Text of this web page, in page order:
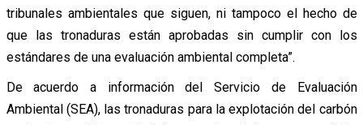
tribunales ambientales que siguen, ni tampoco el hecho de
que las tronaduras están aprobadas sin cumplir con los
estándares de una evaluación ambiental completa”.
De acuerdo a información del Servicio de Evaluación
Ambiental (SEA), las tronaduras para la explotación del carbón